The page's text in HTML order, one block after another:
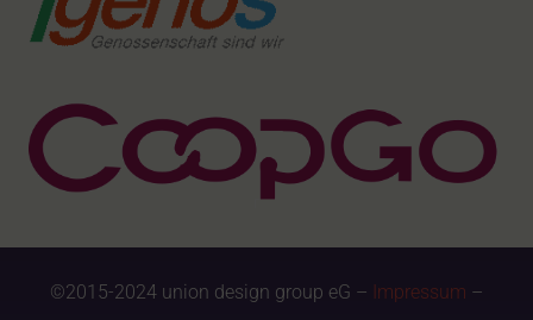
©2015-2024 union design group eG – Impressum –